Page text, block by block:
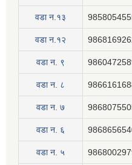
वडा न.१३
वडा न.१२
वडा न. ९
वडा न. ८
वडा न. ७
वडा न. ६
वडा न. ५